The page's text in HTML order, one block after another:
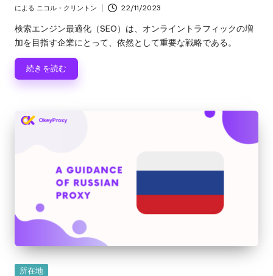
リ
投
稿
者
による ニコル・クリントン 22/11/2023
検索エンジン最適化（SEO）は、オンライントラフィックの増
加を目指す企業にとって、依然として重要な戦略である。
続きを読む
カ所在地